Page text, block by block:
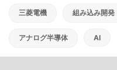
三菱電機 組み込み開発
アナログ半導体 AI